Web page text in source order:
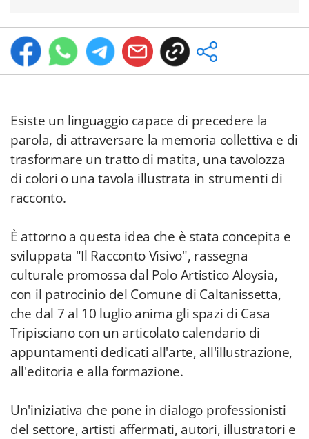
Esiste un linguaggio capace di precedere la
parola, di attraversare la memoria collettiva e di
trasformare un tratto di matita, una tavolozza
di colori o una tavola illustrata in strumenti di
racconto.
È attorno a questa idea che è stata concepita e
sviluppata "Il Racconto Visivo", rassegna
culturale promossa dal Polo Artistico Aloysia,
con il patrocinio del Comune di Caltanissetta,
che dal 7 al 10 luglio anima gli spazi di Casa
Tripisciano con un articolato calendario di
appuntamenti dedicati all'arte, all'illustrazione,
all'editoria e alla formazione.
Un'iniziativa che pone in dialogo professionisti
del settore, artisti affermati, autori, illustratori e